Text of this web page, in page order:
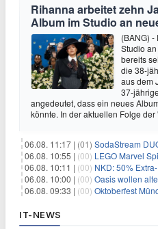
Rihanna arbeitet zehn
Album im Studio an
(BANG)
Studio
bereits
die 38-
aus dem
37-
angedeutet, dass ein neues
könnte. In der aktuellen Folge
06.08. 11:17 | (01) SodaStream DUO
06.08. 10:55 | (00) LEGO Marvel Spider-
06.08. 10:11 | (00) NKD: 50%
06.08. 10:00 | (00) Oasis wollen alte
06.08. 09:33 | (00) Oktoberfest München:
IT-NEWS